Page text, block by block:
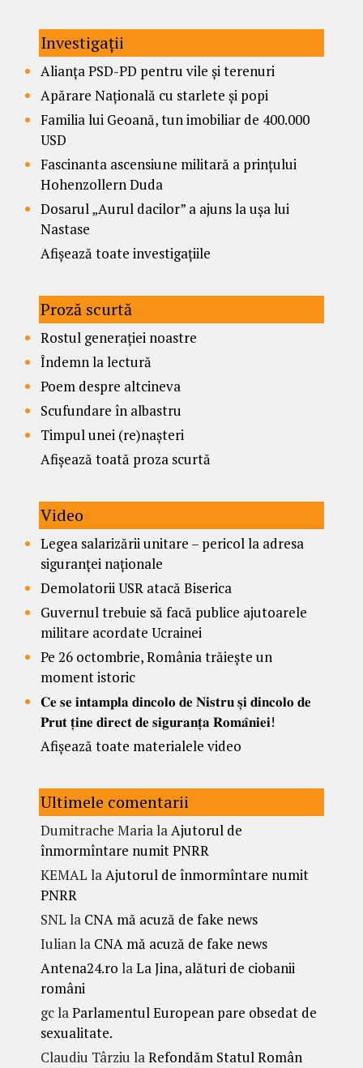
Investigații
Alianța PSD-PD pentru vile și terenuri
Apărare Națională cu starlete și popi
Familia lui Geoană, tun imobiliar de 400.000
USD
Fascinanta ascensiune militară a prințului
Hohenzollern Duda
Dosarul „Aurul dacilor” a ajuns la ușa lui
Nastase
Afișează toate investigațiile
Proză scurtă
Rostul generației noastre
Îndemn la lectură
Poem despre altcineva
Scufundare în albastru
Timpul unei (re)nașteri
Afișează toată proza scurtă
Video
Legea salarizării unitare – pericol la adresa
siguranței naționale
Demolatorii USR atacă Biserica
Guvernul trebuie să facă publice ajutoarele
militare acordate Ucrainei
Pe 26 octombrie, România trăiește un
moment istoric
𝐂𝐞 𝐬𝐞 𝐢𝐧𝐭𝐚𝐦𝐩𝐥𝐚 𝐝𝐢𝐧𝐜𝐨𝐥𝐨 𝐝𝐞 𝐍𝐢𝐬𝐭𝐫𝐮 𝐬̦𝐢 𝐝𝐢𝐧𝐜𝐨𝐥𝐨 𝐝𝐞
𝐏𝐫𝐮𝐭 𝐭̦𝐢𝐧𝐞 𝐝𝐢𝐫𝐞𝐜𝐭 𝐝𝐞 𝐬𝐢𝐠𝐮𝐫𝐚𝐧𝐭̦𝐚 𝐑𝐨𝐦𝐚̂𝐧𝐢𝐞𝐢!
Afișează toate materialele video
Ultimele comentarii
Dumitrache MarialaAjutorul de
înmormîntare numit PNRR
KEMAL laAjutorul de înmormîntare numit
PNRR
SNL la CNA mă acuză de fake news
Iulianla CNA mă acuză de fake news
Antena24.ro laLa Jina, alături de ciobanii
români
gclaParlamentul European pare obsedat de
sexualitate.
Claudiu Târziu laRefondăm Statul Român